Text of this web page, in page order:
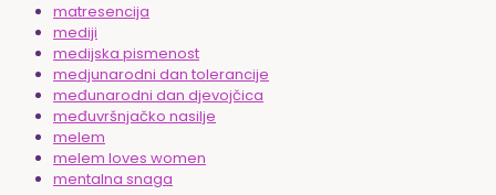
matresencija
mediji
medijska pismenost
medjunarodni dan tolerancije
međunarodni dan djevojčica
međuvršnjačko nasilje
melem
melem loves women
mentalna snaga